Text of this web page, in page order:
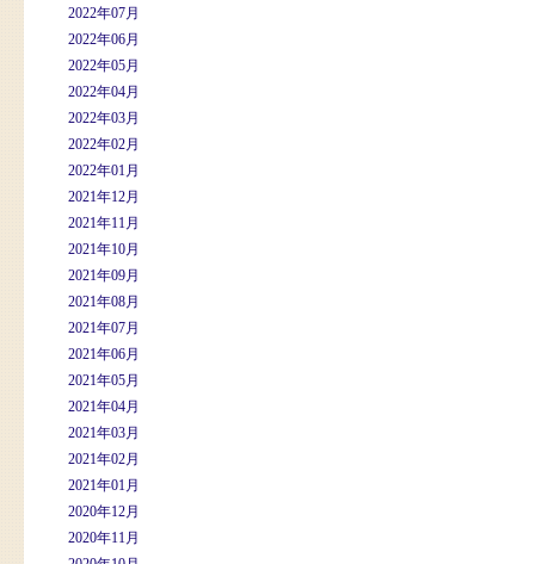
2022年07月
2022年06月
2022年05月
2022年04月
2022年03月
2022年02月
2022年01月
2021年12月
2021年11月
2021年10月
2021年09月
2021年08月
2021年07月
2021年06月
2021年05月
2021年04月
2021年03月
2021年02月
2021年01月
2020年12月
2020年11月